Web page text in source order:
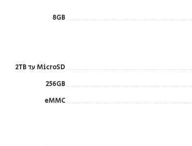
8GB
MicroSD עד 2TB
256GB
eMMC